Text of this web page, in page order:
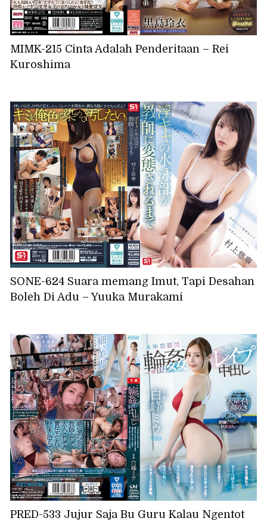
MIMK-215 Cinta Adalah Penderitaan – Rei
Kuroshima
SONE-624 Suara memang Imut, Tapi Desahan
Boleh Di Adu – Yuuka Murakami
PRED-533 Jujur Saja Bu Guru Kalau Ngentot